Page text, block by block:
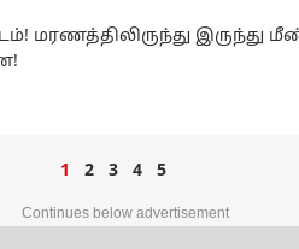
மரணத்திலிருந்து இருந்து
1 2 3 4 5
Continues below advertisement